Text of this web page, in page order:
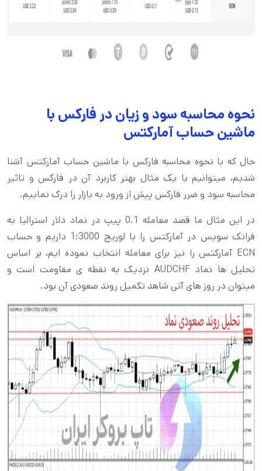
نحوه محاسبه سود و زیان در فارکس با
ماشین حساب آمارکتس
حال که با نحوه محاسبه فارکس با ماشین حساب آمارکتس آشنا
شدیم، میتوانیم با یک مثال بهتر کاربرد آن در فارکس و تاثیر
محاسبه سود و ضرر فارکس پیش از ورود به بازار را درک نماییم.
در این مثال ما قصد معامله 0.1 پیپ در نماد دلار استرالیا به
فرانک سویس در آمارکتس را با لوریج 1:3000 داریم و حساب
ECN آمارکتس را نیز برای معامله انتخاب نموده ایم، بر اساس
تحلیل ها نماد AUDCHF نزدیک به نقطه ی مقاومت است و
میتوان در روز های آتی شاهد تکمیل روند صعودی آن بود.